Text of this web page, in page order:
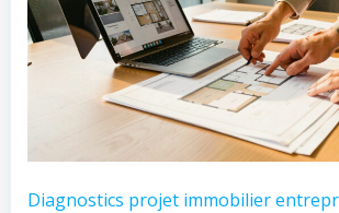
Diagnostics projet immobilier